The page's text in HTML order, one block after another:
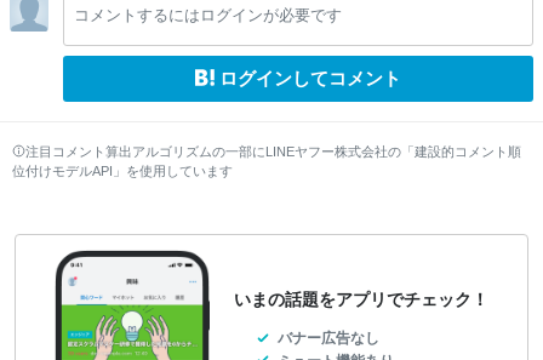
コメントするにはログインが必要です
ログインしてコメント
注目コメント算出アルゴリズムの一部にLINEヤフー株式会社の「建設的コメント順
位付けモデルAPI」を使用しています
いまの話題をアプリでチェック！
バナー広告なし